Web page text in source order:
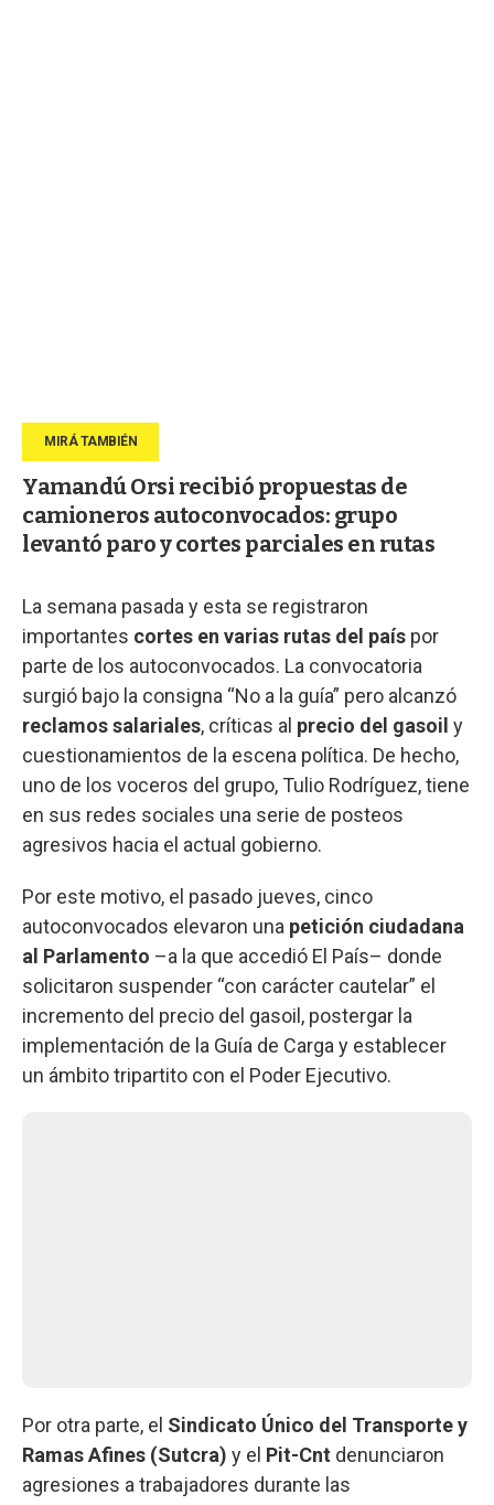
Yamandú Orsi recibió propuestas de
camioneros autoconvocados: grupo
levantó paro y cortes parciales en rutas
La semana pasada y esta se registraron
importantes cortes en varias rutas del país por
parte de los autoconvocados. La convocatoria
surgió bajo la consigna “No a la guía” pero alcanzó
reclamos salariales, críticas al precio del gasoil y
cuestionamientos de la escena política. De hecho,
uno de los voceros del grupo, Tulio Rodríguez, tiene
en sus redes sociales una serie de posteos
agresivos hacia el actual gobierno.
Por este motivo, el pasado jueves, cinco
autoconvocados elevaron una petición ciudadana
al Parlamento –a la que accedió El País– donde
solicitaron suspender “con carácter cautelar” el
incremento del precio del gasoil, postergar la
implementación de la Guía de Carga y establecer
un ámbito tripartito con el Poder Ejecutivo.
Por otra parte, el Sindicato Único del Transporte y
Ramas Afines (Sutcra) y el Pit-Cnt denunciaron
agresiones a trabajadores durante las